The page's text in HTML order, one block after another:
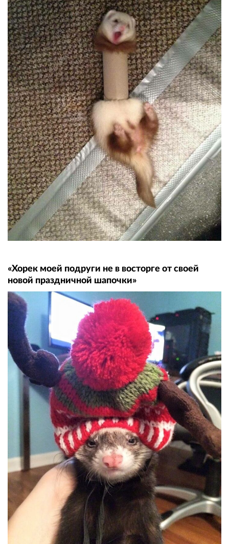
«Хорек моей подруги не в восторге от своей
новой праздничной шапочки»